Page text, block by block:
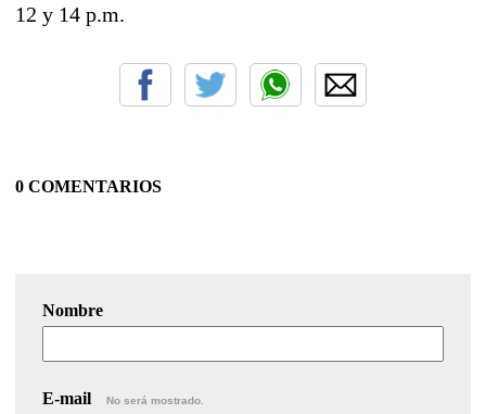
12 y 14 p.m.
0 COMENTARIOS
Nombre
E-mail No será mostrado.